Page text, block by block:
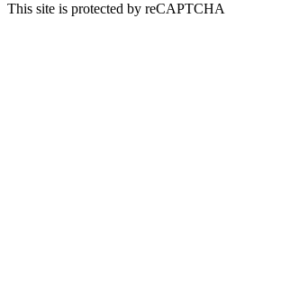
This site is protected by reCAPTCHA